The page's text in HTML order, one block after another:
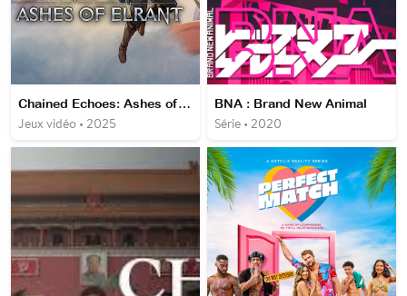
Chained Echoes: Ashes of Elrant
Jeux vidéo • 2025
BNA : Brand New Animal
Série • 2020